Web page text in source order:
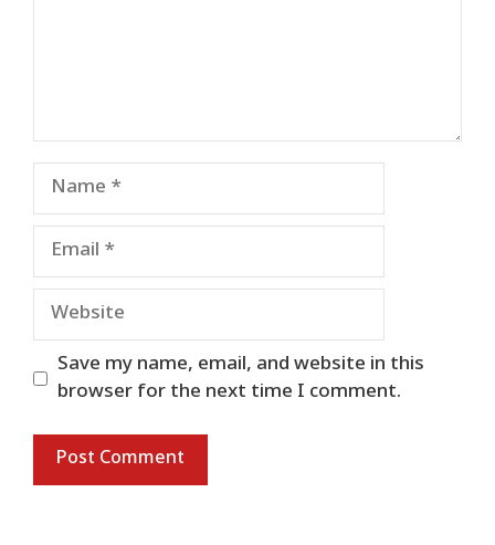
Name
Email
Website
Save my name, email, and website in this
browser for the next time I comment.